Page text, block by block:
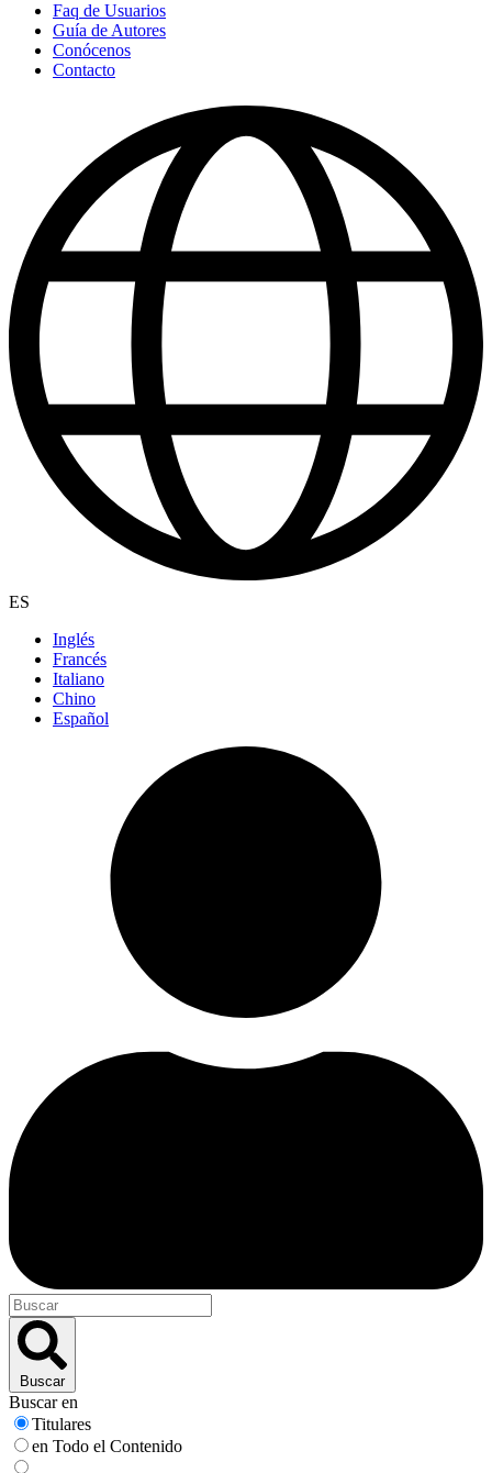
Faq de Usuarios
Guía de Autores
Conócenos
Contacto
ES
Inglés
Francés
Italiano
Chino
Español
Buscar
Buscar en
Titulares
en Todo el Contenido